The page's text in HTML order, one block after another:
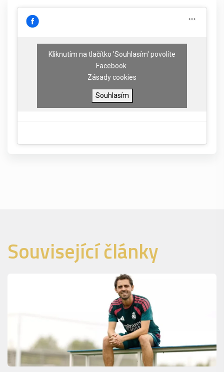
Kliknutím na tlačítko 'Souhlasím' povolíte
Facebook
Zásady cookies
Souhlasím
Související články